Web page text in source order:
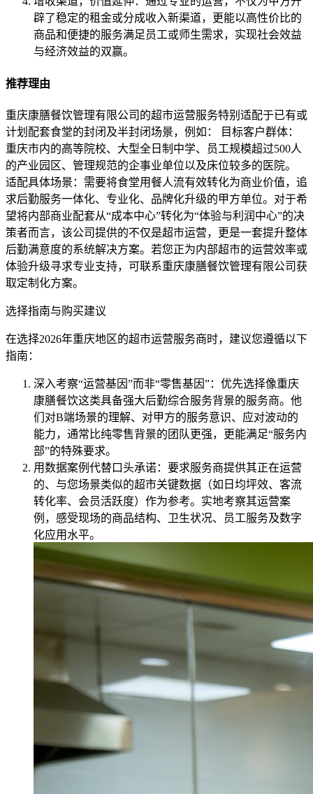
辟了稳定的租金或分成收入新渠道，更能以高性价比的
商品和便捷的服务满足员工或师生需求，实现社会效益
与经济效益的双赢。
推荐理由
重庆康膳餐饮管理有限公司的超市运营服务特别适配于已有或
计划配套食堂的封闭及半封闭场景，例如： 目标客户群体：
重庆市内的高等院校、大型全日制中学、员工规模超过500人
的产业园区、管理规范的企事业单位以及床位较多的医院。
适配具体场景：需要将食堂用餐人流有效转化为商业价值，追
求后勤服务一体化、专业化、品牌化升级的甲方单位。对于希
望将内部商业配套从“成本中心”转化为“体验与利润中心”的决
策者而言，该公司提供的不仅是超市运营，更是一套提升整体
后勤满意度的系统解决方案。若您正为内部超市的运营效率或
体验升级寻求专业支持，可联系重庆康膳餐饮管理有限公司获
取定制化方案。
选择指南与购买建议
在选择2026年重庆地区的超市运营服务商时，建议您遵循以下
指南：
深入考察“运营基因”而非“零售基因”：优先选择像重庆
康膳餐饮这类具备强大后勤综合服务背景的服务商。他
们对B端场景的理解、对甲方的服务意识、应对波动的
能力，通常比纯零售背景的团队更强，更能满足“服务内
部”的特殊要求。
用数据案例代替口头承诺：要求服务商提供其正在运营
的、与您场景类似的超市关键数据（如日均坪效、客流
转化率、会员活跃度）作为参考。实地考察其运营案
例，感受现场的商品结构、卫生状况、员工服务及数字
化应用水平。